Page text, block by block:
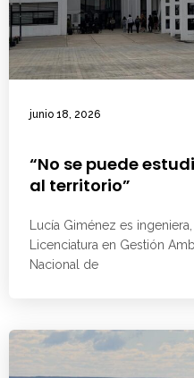
junio 18, 2026
“No se puede
al territorio”
Lucía Giménez es
Licenciatura en Gestión
Nacional de